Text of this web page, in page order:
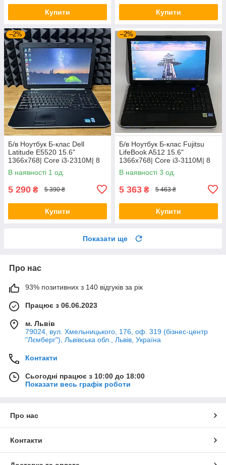
Купити Купити
–2%
Б/в Ноутбук Б-клас Dell
Latitude E5520 15.6"
1366x768| Core i3-2310M| 8
GB RAM| 128 GB SSD| HD
3000
В наявності 1 од.
5 290 ₴ 5 390 ₴
Купити
–2%
Б/в Ноутбук Б-клас Fujitsu
LifeBook A512 15.6"
1366x768| Core i3-3110M| 8
GB RAM| 320 GB HDD| HD
4000
В наявності 3 од.
5 363 ₴ 5 463 ₴
Купити
Показати ще
Про нас
93% позитивних з 140 відгуків за рік
Працює з 06.06.2023
м. Львів
79024, вул. Хмельницького, 176, оф. 319 (бізнес-центр
"Лємберг"), Львівська обл., Львів, Україна
Контакти
Сьогодні працює з 10:00 до 18:00
Показати весь графік роботи
Про нас
Контакти